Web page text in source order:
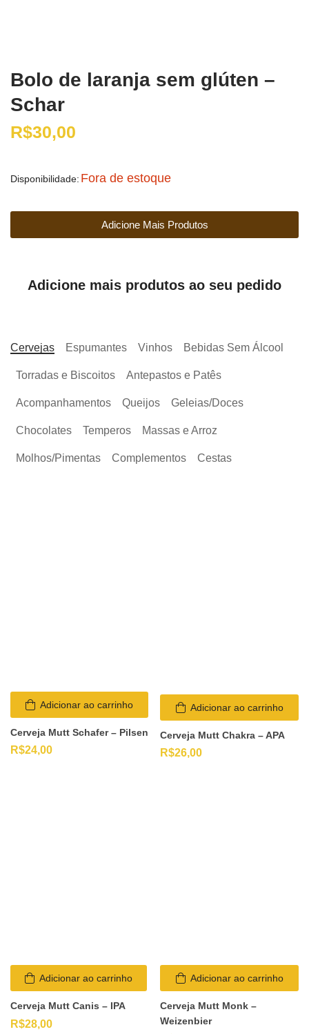
Bolo de laranja sem glúten –
Schar
R$30,00
Disponibilidade: Fora de estoque
Adicione Mais Produtos
Adicione mais produtos ao seu pedido
Cervejas Espumantes Vinhos Bebidas Sem Álcool
Torradas e Biscoitos Antepastos e Patês
Acompanhamentos Queijos Geleias/Doces
Chocolates Temperos Massas e Arroz
Molhos/Pimentas Complementos Cestas
Adicionar ao carrinho
Cerveja Mutt Schafer – Pilsen
R$24,00
Adicionar ao carrinho
Cerveja Mutt Chakra – APA
R$26,00
Adicionar ao carrinho
Cerveja Mutt Canis – IPA
R$28,00
Adicionar ao carrinho
Cerveja Mutt Monk –
Weizenbier